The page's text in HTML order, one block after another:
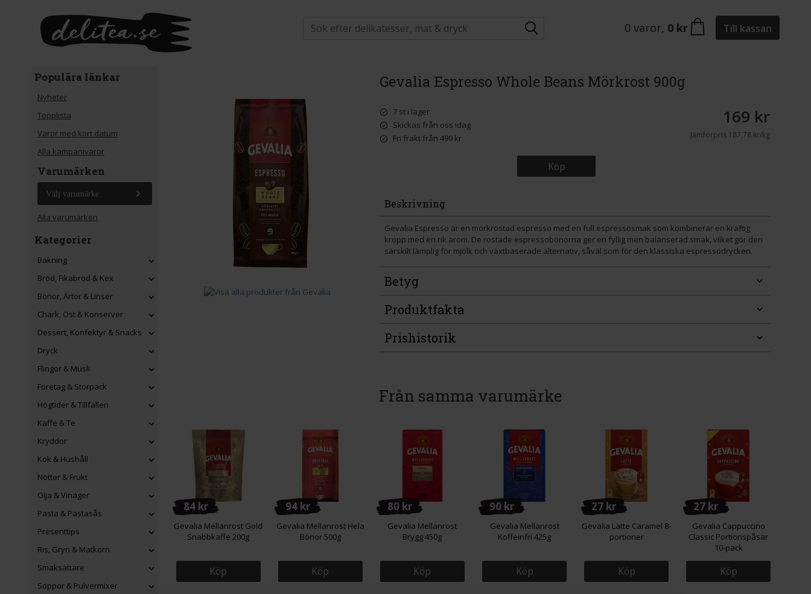
0 varor, 0 kr Till kassan
Populära länkar
Nyheter
Topplista
Varor med kort datum
Alla kampanjvaror
Varumärken
Välj varumärke
Alla varumärken
Kategorier
Bakning
Bröd, Fikabröd & Kex
Bönor, Ärtor & Linser
Chark, Ost & Konserver
Dessert, Konfektyr & Snacks
Dryck
Flingor & Müsli
Företag & Storpack
Högtider & Tillfällen
Kaffe & Te
Kryddor
Kök & Hushåll
Nötter & Frukt
Olja & Vinäger
Pasta & Pastasås
Presenttips
Ris, Gryn & Matkorn
Smaksättare
Soppor & Pulvermixer
Gevalia Espresso Whole Beans Mörkrost 900g
7 st i lager
Skickas från oss idag
Fri frakt från 499 kr
169 kr
Jämförpris187,78 kr/kg
Köp
Beskrivning
Gevalia Espresso är en mörkrostad espresso med en full espressosmak som kombinerar en kraftig
kropp med en rik arom. De rostade espressobönorna ger en fyllig men balanserad smak, vilket gör den
särskilt lämplig för mjölk och växtbaserade alternativ, såväl som för den klassiska espressodrycken.
Betyg
Produktfakta
Prishistorik
Från samma varumärke
84 kr
Gevalia Mellanrost Gold
Snabbkaffe 200g
Köp
94 kr
Gevalia Mellanrost Hela
Bönor 500g
Köp
80 kr
Gevalia Mellanrost
Brygg 450g
Köp
90 kr
Gevalia Mellanrost
Koffeinfri 425g
Köp
27 kr
Gevalia Latte Caramel 8-
portioner
Köp
27 kr
Gevalia Cappuccino
Classic Portionspåsar
10-pack
Köp